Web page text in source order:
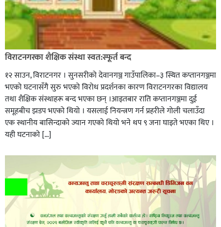
विराटनगरका शैक्षिक संस्था स्वत:स्फूर्त बन्द
१२ साउन, विराटनगर । सुनसरीको देवानगञ्ज गाउँपालिका–३ स्थित कप्तानगञ्जमा
भएको घटनासँगै सुरु भएको विरोध प्रदर्शनका कारण विराटनगरका विद्यालय
तथा शैक्षिक संस्थाहरू बन्द भएका छन् ।आइतबार राति कप्तानगञ्जमा दुई
समूहबीच झडप भएको थियो । यसलाई नियन्त्रण गर्न प्रहरीले गोली चलाउँदा
एक स्थानीय बासिन्दाको ज्यान गएको थियो भने थप ९ जना घाइते भएका थिए ।
यही घटनाको […]